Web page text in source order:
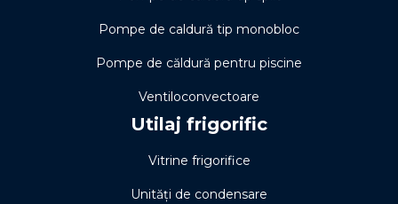
Pompe de caldură tip monobloc
Pompe de căldură pentru piscine
Ventiloconvectoare
Utilaj frigorific
Vitrine frigorifice
Unități de condensare